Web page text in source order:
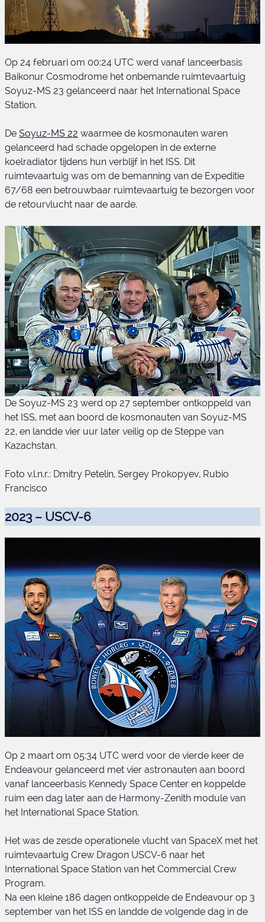
Soyuz-MS 23 lancering
Op 24 februari om 00:24 UTC werd vanaf lanceerbasis
Baikonur Cosmodrome het onbemande ruimtevaartuig
Soyuz-MS 23 gelanceerd naar het International Space
Station.
De Soyuz-MS 22 waarmee de kosmonauten waren
gelanceerd had schade opgelopen in de externe
koelradiator tijdens hun verblijf in het ISS. Dit
ruimtevaartuig was om de bemanning van de Expeditie
67/68 een betrouwbaar ruimtevaartuig te bezorgen voor
de retourvlucht naar de aarde.
De Soyuz-MS 23 werd op 27 september ontkoppeld van
het ISS, met aan boord de kosmonauten van Soyuz-MS
22, en landde vier uur later veilig op de Steppe van
Kazachstan.
Foto v.l.n.r.: Dmitry Petelin, Sergey Prokopyev, Rubio
Francisco
2023 – USCV-6
USCV-6 bemanning
Op 2 maart om 05:34 UTC werd voor de vierde keer de
Endeavour gelanceerd met vier astronauten aan boord
vanaf lanceerbasis Kennedy Space Center en koppelde
ruim een dag later aan de Harmony-Zenith module van
het International Space Station.
Het was de zesde operationele vlucht van SpaceX met het
ruimtevaartuig Crew Dragon USCV-6 naar het
International Space Station van het Commercial Crew
Program.
Na een kleine 186 dagen ontkoppelde de Endeavour op 3
september van het ISS en landde de volgende dag in de